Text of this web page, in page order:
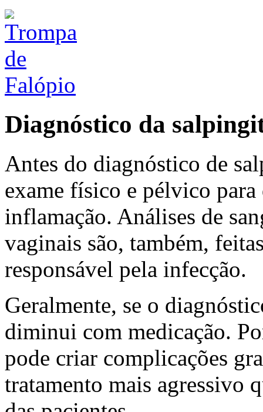
Diagnóstico da
Antes do diagnóstico de
exame físico e pélvico
inflamação. Análises de
vaginais são, também,
responsável pela infecção.
Geralmente, se o
diminui com medicação.
pode criar complicações
tratamento mais agressivo